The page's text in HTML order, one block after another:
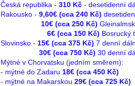
Česká republika - 310 Kč - desetidenní
Rakousko - 9,60€ (cca 240 Kč)
10€ (cca 250 Kč)
6€ (cca 150 Kč) Bosrucký
Slovinsko - 15€ (cca 375 Kč) 7 denní
30€ (cca 750 Kč) 30 denní
Mýtné v Chorvatsku (jedním směrem):
- mýtné do Zadaru 18€ (cca 450 Kč)
- mýtné na Makarskou 29€ (cca 725 Kč)